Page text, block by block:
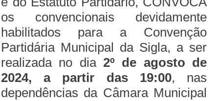
os convencionais devidamente
habilitados para a Convenção
Partidária Municipal da Sigla, a ser
realizada no dia 2º de agosto de
2024, a partir das 19:00, nas
dependências da Câmara Municipal